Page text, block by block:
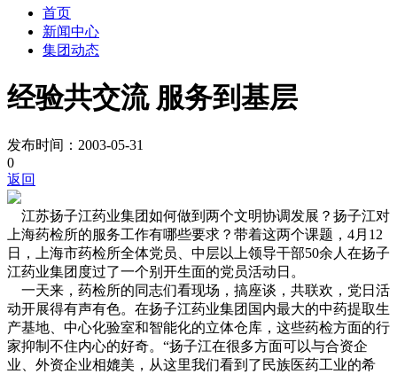
首页
新闻中心
集团动态
经验共交流 服务到基层
发布时间：2003-05-31
0
返回
江苏扬子江药业集团如何做到两个文明协调发展？扬子江对
上海药检所的服务工作有哪些要求？带着这两个课题，4月12
日，上海市药检所全体党员、中层以上领导干部50余人在扬子
江药业集团度过了一个别开生面的党员活动日。
一天来，药检所的同志们看现场，搞座谈，共联欢，党日活
动开展得有声有色。在扬子江药业集团国内最大的中药提取生
产基地、中心化验室和智能化的立体仓库，这些药检方面的行
家抑制不住内心的好奇。“扬子江在很多方面可以与合资企
业、外资企业相媲美，从这里我们看到了民族医药工业的希